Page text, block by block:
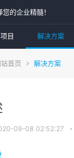
的企业精髓！
目 解决方案
首页 解决方案
09-08 02:52:27